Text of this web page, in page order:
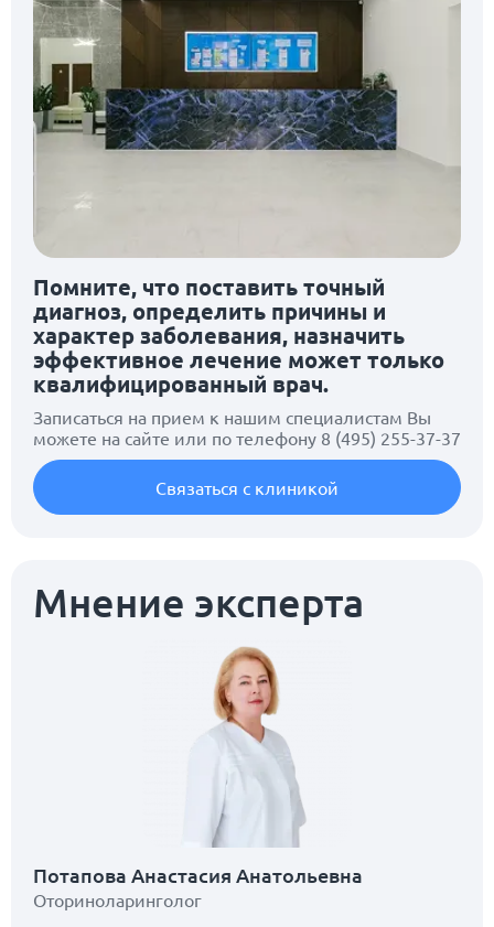
Помните, что поставить точный
диагноз, определить причины и
характер заболевания, назначить
эффективное лечение может только
квалифицированный врач.
Записаться на прием к нашим специалистам Вы
можете на сайте или по телефону 8 (495) 255-37-37
Связаться с клиникой
Мнение эксперта
Потапова Анастасия Анатольевна
Оториноларинголог